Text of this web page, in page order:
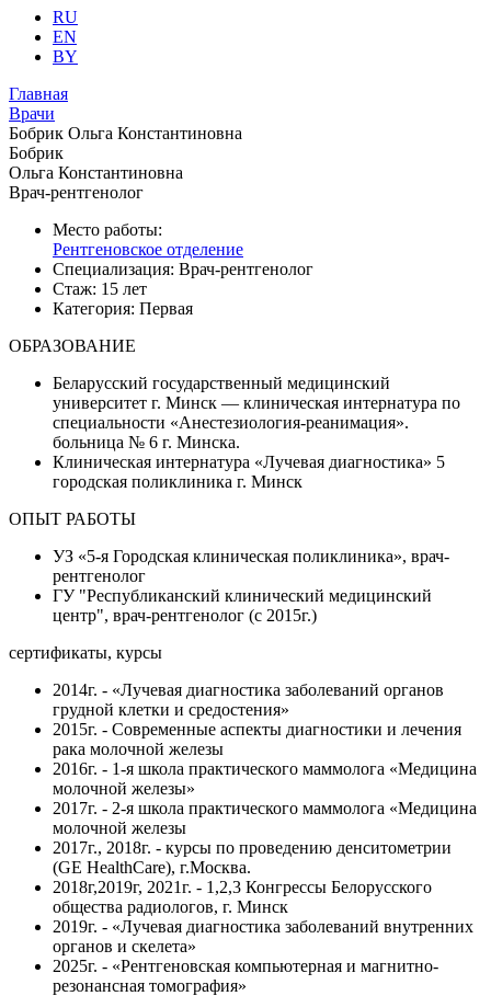
RU
EN
BY
Главная
Врачи
Бобрик Ольга Константиновна
Бобрик
Ольга Константиновна
Врач-рентгенолог
Место работы:
Рентгеновское отделение
Специализация: Врач-рентгенолог
Стаж: 15 лет
Категория: Первая
ОБРАЗОВАНИЕ
Беларусский государственный медицинский
университет г. Минск — клиническая интернатура по
специальности «Анестезиология-реанимация».
больница № 6 г. Минска.
Клиническая интернатура «Лучевая диагностика» 5
городская поликлиника г. Минск
ОПЫТ РАБОТЫ
УЗ «5-я Городская клиническая поликлиника», врач-
рентгенолог
ГУ "Республиканский клинический медицинский
центр", врач-рентгенолог (с 2015г.)
сертификаты, курсы
2014г. - «Лучевая диагностика заболеваний органов
грудной клетки и средостения»
2015г. - Современные аспекты диагностики и лечения
рака молочной железы
2016г. - 1-я школа практического маммолога «Медицина
молочной железы»
2017г. - 2-я школа практического маммолога «Медицина
молочной железы
2017г., 2018г. - курсы по проведению денситометрии
(GE HealthCare), г.Москва.
2018г,2019г, 2021г. - 1,2,3 Конгрессы Белорусского
общества радиологов, г. Минск
2019г. - «Лучевая диагностика заболеваний внутренних
органов и скелета»
2025г. - «Рентгеновская компьютерная и магнитно-
резонансная томография»